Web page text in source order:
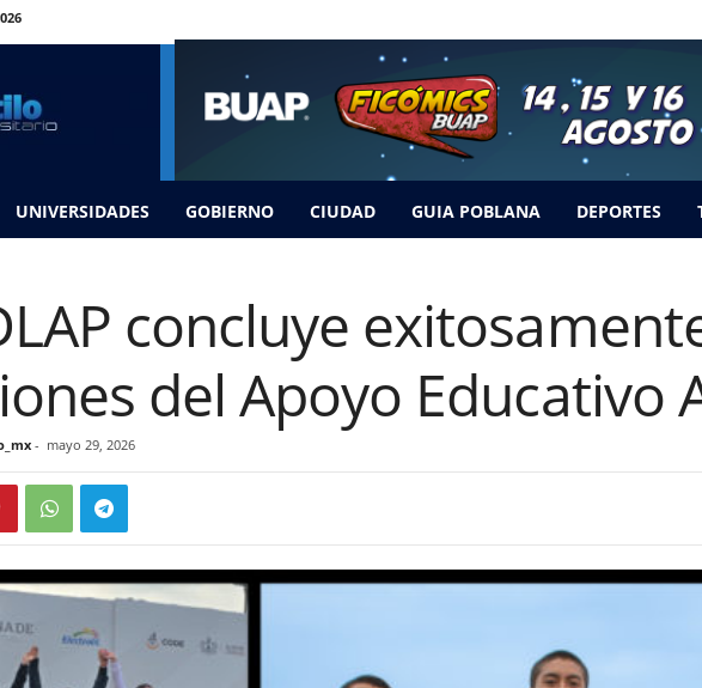
UNIVERSIDADES GOBIERNO CIUDAD GUIA POBLANA DEPORTES
concluye
del Apoyo Educativo
- mayo 29, 2026